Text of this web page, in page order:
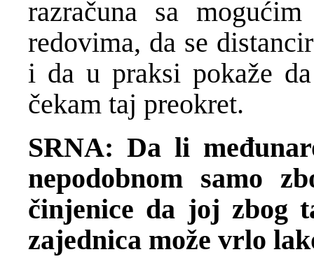
razračuna sa
redovima, da se
i da u praksi pokaže
čekam taj preokret.
SRNA: Da li
nepodobnom samo
činjenice da joj zbog
zajednica može vrlo